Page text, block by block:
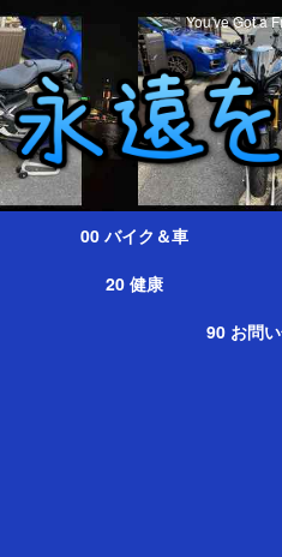
You've Got a
00 バイク＆車
20 健康
90 お問